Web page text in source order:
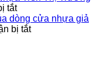
Cửa,
danh
những
lý
tắtở
Thống
Kê
dòng cửa nhựa giả
bị tắtở